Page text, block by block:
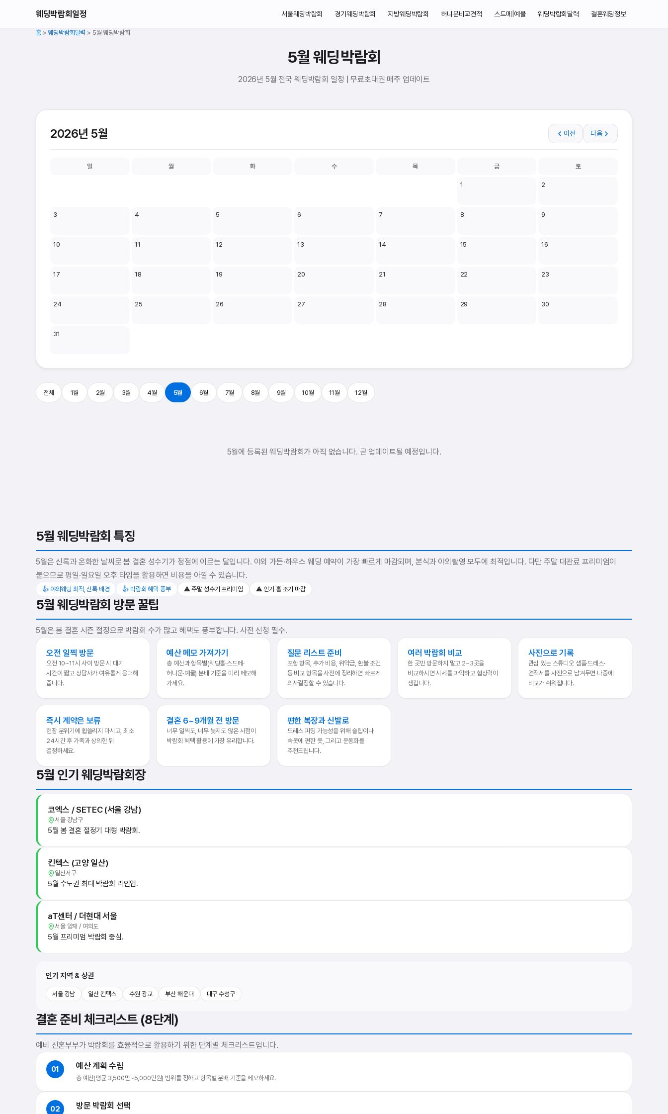
웨딩박람회일정 서울웨딩박람회 경기웨딩박람회 지방웨딩박람회 허니문비교견적 스드메|예물 웨딩박람회달력 결혼웨딩정보
홈>웨딩박람회달력 > 5월 웨딩박람회
5월 웨딩박람회
2026년 5월 전국 웨딩박람회 일정 | 무료초대권 매주 업데이트
2026년 5월 이전 다음
일 월 화 수 목 금 토
1 2
3 4 5 6 7 8 9
10 11 12 13 14 15 16
17 18 19 20 21 22 23
24 25 26 27 28 29 30
31
전체 1월 2월 3월 4월 5월 6월 7월 8월 9월 10월 11월 12월
5월에 등록된 웨딩박람회가 아직 없습니다. 곧 업데이트될 예정입니다.
5월 웨딩박람회 특징
5월은 신록과 온화한 날씨로 봄 결혼 성수기가 정점에 이르는 달입니다. 야외 가든·하우스 웨딩 예약이 가장 빠르게 마감되며, 본식과 야외촬영 모두에 최적입니다. 다만 주말 대관료 프리미엄이
붙으므로 평일·일요일 오후 타임을 활용하면 비용을 아낄 수 있습니다.
👍 야외웨딩 최적, 신록 배경 👍 박람회 혜택 풍부 ⚠️ 주말 성수기 프리미엄 ⚠️ 인기 홀 조기 마감
5월 웨딩박람회 방문 꿀팁
5월은 봄 결혼 시즌 절정으로 박람회 수가 많고 혜택도 풍부합니다. 사전 신청 필수.
오전 일찍 방문
오전 10~11시 사이 방문 시 대기
시간이 짧고 상담사가 여유롭게 응대해
줍니다.
예산 메모 가져가기
총 예산과 항목별(웨딩홀·스드메·
허니문·예물) 분배 기준을 미리 메모해
가세요.
질문 리스트 준비
포함 항목, 추가 비용, 위약금, 환불 조건
등 비교 항목을 사전에 정리하면 빠르게
의사결정할 수 있습니다.
여러 박람회 비교
한 곳만 방문하지 말고 2~3곳을
비교하시면 시세를 파악하고 협상력이
생깁니다.
사진으로 기록
관심 있는 스튜디오 샘플·드레스·
견적서를 사진으로 남겨두면 나중에
비교가 쉬워집니다.
즉시 계약은 보류
현장 분위기에 휩쓸리지 마시고, 최소
24시간 후 가족과 상의한 뒤
결정하세요.
결혼 6~9개월 전 방문
너무 일찍도, 너무 늦지도 않은 시점이
박람회 혜택 활용에 가장 유리합니다.
편한 복장과 신발로
드레스 피팅 가능성을 위해 슬립이나
속옷에 편한 옷, 그리고 운동화를
추천드립니다.
5월 인기 웨딩박람회장
코엑스 / SETEC (서울 강남)
서울 강남구
5월 봄 결혼 절정기 대형 박람회.
킨텍스 (고양 일산)
일산서구
5월 수도권 최대 박람회 라인업.
aT센터 / 더현대 서울
서울 양재 / 여의도
5월 프리미엄 박람회 중심.
인기 지역 & 상권
서울 강남 일산 킨텍스 수원 광교 부산 해운대 대구 수성구
결혼 준비 체크리스트 (8단계)
예비 신혼부부가 박람회를 효율적으로 활용하기 위한 단계별 체크리스트입니다.
01 예산 계획 수립
총 예산(평균 3,500만~5,000만원) 범위를 정하고 항목별 분배 기준을 메모하세요.
02 방문 박람회 선택